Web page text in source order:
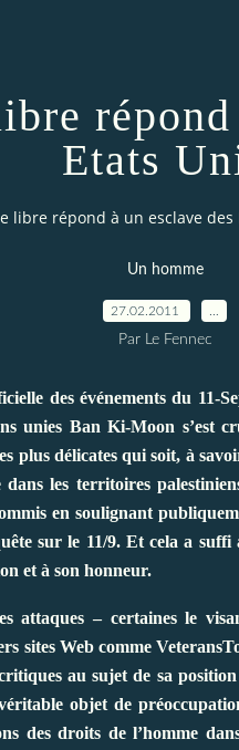
répond
Etats
libre répond à un esclave des
Un homme
27.02.2011
Par Le Fennec
des événements du 11-
unies Ban Ki-Moon s’est
plus délicates qui soit, à
les territoires
en soulignant
sur le 11/9. Et cela a suffi
et à son honneur.
attaques – certaines le
sites Web comme
au sujet de sa
objet de
des droits de l’homme